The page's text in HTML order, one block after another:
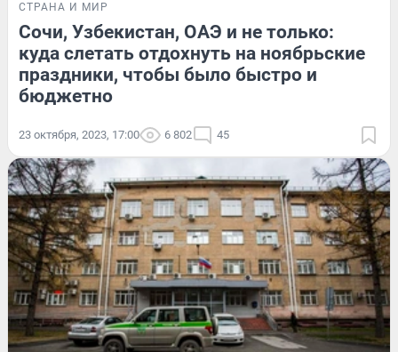
СТРАНА И МИР
Сочи, Узбекистан, ОАЭ и не только:
куда слетать отдохнуть на ноябрьские
праздники, чтобы было быстро и
бюджетно
23 октября, 2023, 17:00 6 802 45